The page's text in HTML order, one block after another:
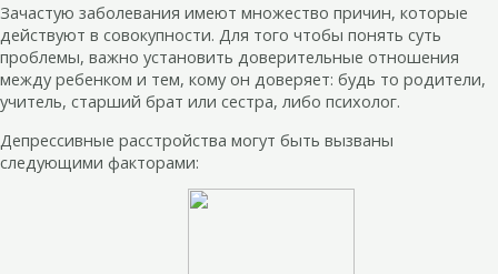
Зачастую заболевания имеют множество причин, которые
действуют в совокупности. Для того чтобы понять суть
проблемы, важно установить доверительные отношения
между ребенком и тем, кому он доверяет: будь то родители,
учитель, старший брат или сестра, либо психолог.
Депрессивные расстройства могут быть вызваны
следующими факторами: